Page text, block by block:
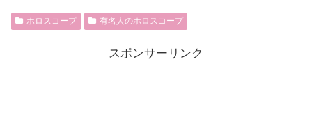
ホロスコープ 有名人のホロスコープ
スポンサーリンク